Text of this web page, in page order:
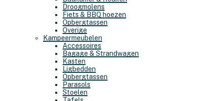
Droogmolens
Fiets & BBQ hoezen
Opbergtassen
Overige
Kampeermeubelen
Accessoires
Bagage & Strandwagen
Kasten
Ligbedden
Opbergtassen
Parasols
Stoelen